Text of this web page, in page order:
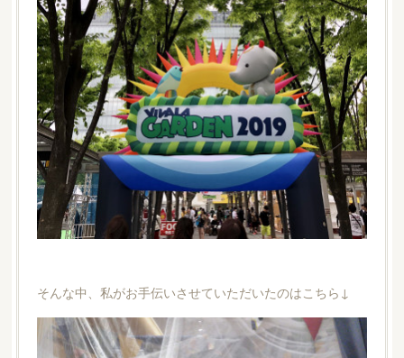
そんな中、私がお手伝いさせていただいたのはこちら↓